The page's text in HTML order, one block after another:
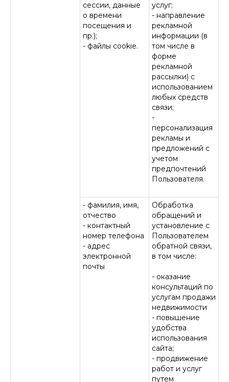
сессии, данные
о времени
посещения и
пр.);
- файлы cookie.
услуг;
- направление
рекламной
информации (в
том числе в
форме
рекламной
рассылки) с
использованием
любых средств
связи;
-
персонализация
рекламы и
предложений с
учетом
предпочтений
Пользователя.
- фамилия, имя,
отчество
- контактный
номер телефона
- адрес
электронной
почты
Обработка
обращений и
установление с
Пользователем
обратной связи,
в том числе:
- оказание
консультаций по
услугам продажи
недвижимости
- повышение
удобства
использования
сайта;
- продвижение
работ и услуг
путем